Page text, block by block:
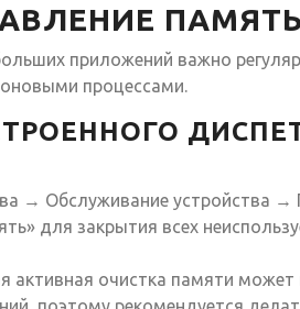
приложений важно
процессами.
→ Обслуживание устройства →
для закрытия всех
активная очистка памяти может